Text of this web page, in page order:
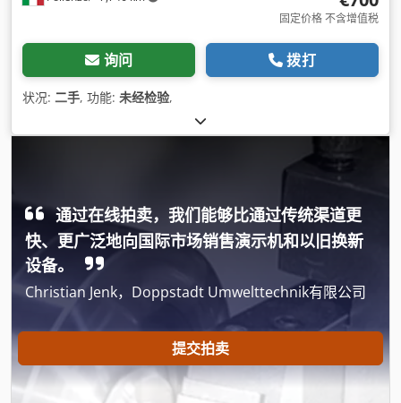
固定价格 不含增值税
询问 拨打
状况: 二手, 功能: 未经检验,
通过在线拍卖，我们能够比通过传统渠道更
快、更广泛地向国际市场销售演示机和以旧换新
设备。
Christian Jenk，Doppstadt Umwelttechnik有限公司
提交拍卖